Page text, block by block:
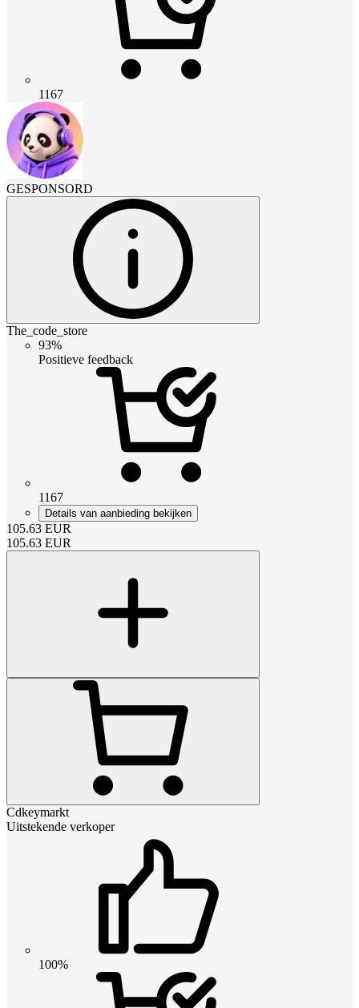
1167
GESPONSORD
The_code_store
93%
Positieve feedback
1167
Details van aanbieding bekijken
105.63 EUR
105.63 EUR
Cdkeymarkt
Uitstekende verkoper
100%